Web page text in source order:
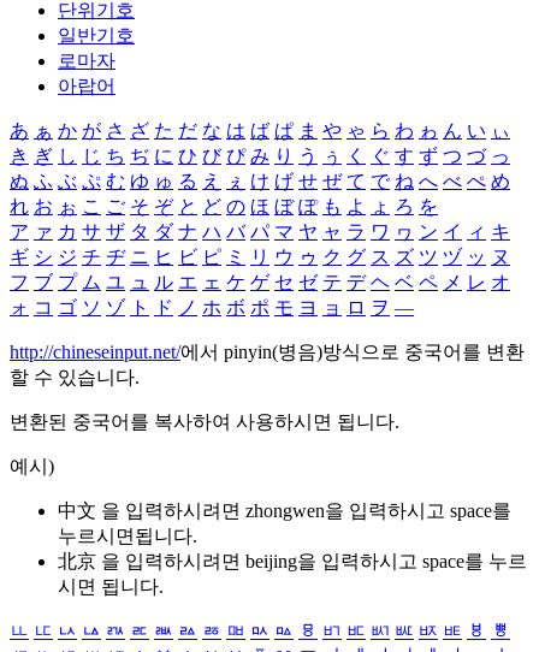
단위기호
일반기호
로마자
아랍어
あ ぁ か が さ ざ た だ な は ば ぱ ま や ゃ ら わ ゎ ん い ぃ
き ぎ し じ ち ぢ に ひ び ぴ み り う ぅ く ぐ す ず つ づ っ
ぬ ふ ぶ ぷ む ゆ ゅ る え ぇ け げ せ ぜ て で ね へ べ ぺ め
れ お ぉ こ ご そ ぞ と ど の ほ ぼ ぽ も よ ょ ろ を
ア ァ カ サ ザ タ ダ ナ ハ バ パ マ ヤ ャ ラ ワ ヮ ン イ ィ キ
ギ シ ジ チ ヂ ニ ヒ ビ ピ ミ リ ウ ゥ ク グ ス ズ ツ ヅ ッ ヌ
フ ブ プ ム ユ ュ ル エ ェ ケ ゲ セ ゼ テ デ ヘ ベ ペ メ レ オ
ォ コ ゴ ソ ゾ ト ド ノ ホ ボ ポ モ ヨ ョ ロ ヲ ―
http://chineseinput.net/에서 pinyin(병음)방식으로 중국어를 변환
할 수 있습니다.
변환된 중국어를 복사하여 사용하시면 됩니다.
예시)
中文 을 입력하시려면 zhongwen을 입력하시고 space를
누르시면됩니다.
北京 을 입력하시려면 beijing을 입력하시고 space를 누르
시면 됩니다.
ㅥ ㅦ ㅧ ㅨ ㅩ ㅪ ㅫ ㅬ ㅭ ㅮ ㅯ ㅰ ㅱ ㅲ ㅳ ㅴ ㅵ ㅶ ㅷ ㅸ
ㅹ